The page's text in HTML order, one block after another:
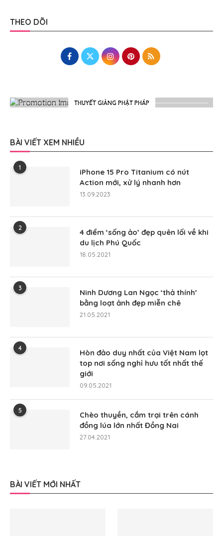
THEO DÕI
THUYẾT GIẢNG PHẬT PHÁP
BÀI VIẾT XEM NHIỀU
1
iPhone 15 Pro Titanium có nút
Action mới, xử lý nhanh hơn
13.09.2023
2
4 điểm ‘sống ảo’ đẹp quên lối về khi
du lịch Phú Quốc
18.05.2021
3
Ninh Dương Lan Ngọc ‘thả thính’
bằng loạt ảnh đẹp miễn chê
21.05.2021
4
Hòn đảo duy nhất của Việt Nam lọt
top nơi sống nghỉ hưu tốt nhất thế
giới
09.05.2021
5
Chèo thuyền, cắm trại trên cánh
đồng lúa lớn nhất Đồng Nai
27.04.2021
BÀI VIẾT MỚI NHẤT